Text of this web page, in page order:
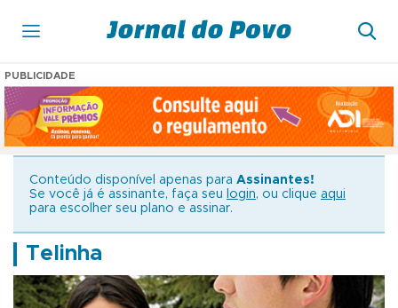
PUBLICIDADE
Conteúdo disponível apenas para Assinantes!
Se você já é assinante, faça seu
login, ou clique aqui
para escolher seu plano e assinar.
Telinha